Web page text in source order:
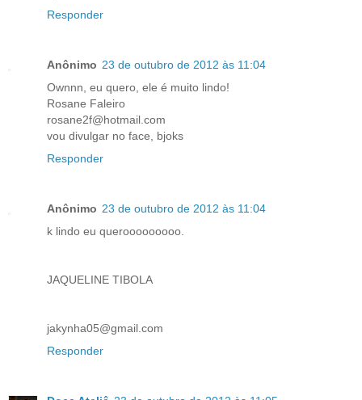
Responder
Anônimo 23 de outubro de 2012 às 11:04
Ownnn, eu quero, ele é muito lindo!
Rosane Faleiro
rosane2f@hotmail.com
vou divulgar no face, bjoks
Responder
Anônimo 23 de outubro de 2012 às 11:04
k lindo eu querooooooooo.
JAQUELINE TIBOLA
jakynha05@gmail.com
Responder